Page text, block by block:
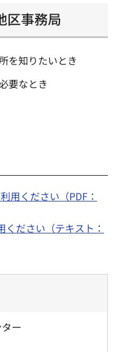
区事務局
を知りたいとき
要なとき
用ください（PDF：
ださい（テキスト：
ター